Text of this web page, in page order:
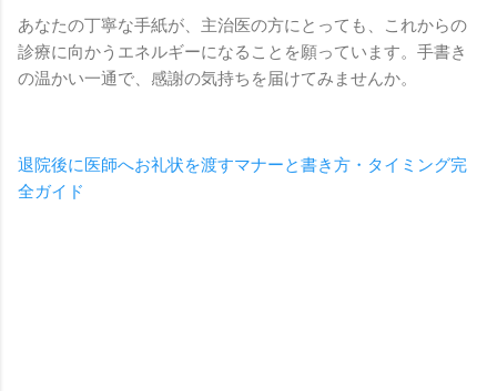
あなたの丁寧な手紙が、主治医の方にとっても、これからの
診療に向かうエネルギーになることを願っています。手書き
の温かい一通で、感謝の気持ちを届けてみませんか。
退院後に医師へお礼状を渡すマナーと書き方・タイミング完
全ガイド